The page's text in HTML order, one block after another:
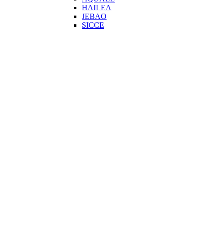
HAILEA
JEBAO
SICCE